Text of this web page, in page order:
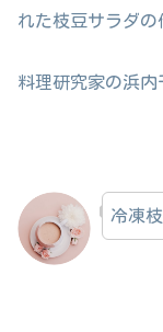
れた枝豆サラダの
料理研究家の浜内
冷凍